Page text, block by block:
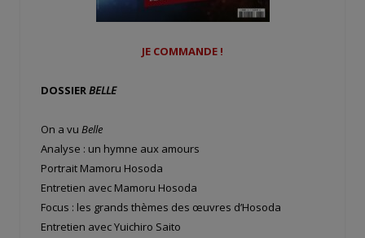
JE COMMANDE !
DOSSIERBELLE
On a vu Belle
Analyse : un hymne aux amours
Portrait Mamoru Hosoda
Entretien avec Mamoru Hosoda
Focus : les grands thèmes des œuvres d’Hosoda
Entretien avec Yuichiro Saito